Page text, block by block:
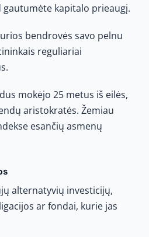
gautumėte kapitalo prieaugį.
bendrovės savo pelnu
reguliariai
mokėjo 25 metus iš eilės,
aristokratės. Žemiau
esančių asmenų
alternatyvių investicijų,
ar fondai, kurie jas